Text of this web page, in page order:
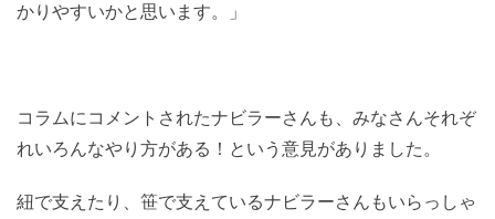
かりやすいかと思います。」
コラムにコメントされたナビラーさんも、みなさんそれぞ
れいろんなやり方がある！という意見がありました。
紐で支えたり、笹で支えているナビラーさんもいらっしゃ